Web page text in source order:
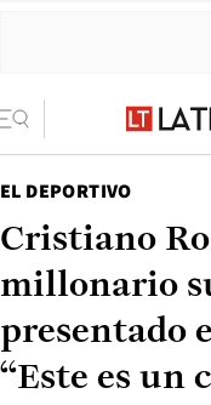
EL DEPORTIVO
Cristiano
millonario
presentado
“Este es un